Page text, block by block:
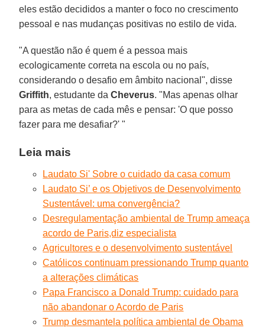
eles estão decididos a manter o foco no crescimento
pessoal e nas mudanças positivas no estilo de vida.
"A questão não é quem é a pessoa mais
ecologicamente correta na escola ou no país,
considerando o desafio em âmbito nacional", disse
Griffith, estudante daCheverus. "Mas apenas olhar
para as metas de cada mês e pensar: 'O que posso
fazer para me desafiar?' "
Leia mais
Laudato Si' Sobre o cuidado da casa comum
Laudato Si’ e os Objetivos de Desenvolvimento
Sustentável: uma convergência?
Desregulamentação ambiental de Trump ameaça
acordo de Paris,diz especialista
Agricultores e o desenvolvimento sustentável
Católicos continuam pressionando Trump quanto
a alterações climáticas
Papa Francisco a Donald Trump: cuidado para
não abandonar o Acordo de Paris
Trump desmantela política ambiental de Obama